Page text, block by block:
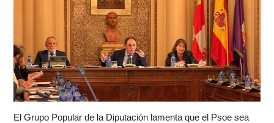
El Grupo Popular de la Diputación lamenta que el Psoe sea